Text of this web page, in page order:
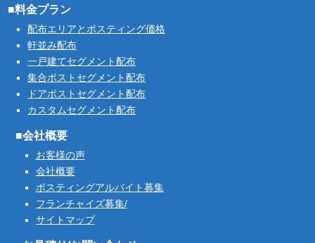
■料金プラン
配布エリアとポスティング価格
軒並み配布
一戸建てセグメント配布
集合ポストセグメント配布
ドアポストセグメント配布
カスタムセグメント配布
■会社概要
お客様の声
会社概要
ポスティングアルバイト募集
フランチャイズ募集/
サイトマップ